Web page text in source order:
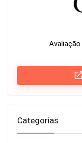
Categorias